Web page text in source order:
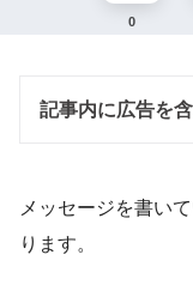
0
記事内に広告を
メッセージを書い
ります。